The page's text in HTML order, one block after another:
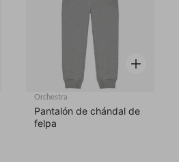
Vista
Orchestra
Pantalón de chándal de
felpa